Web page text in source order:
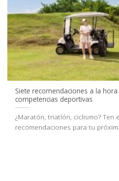
Siete recomendaciones a la
competencias deportivas
¿Maratón, triatlón, ciclismo? Ten
recomendaciones para tu